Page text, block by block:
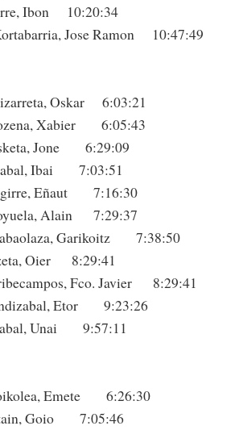
Ibon 10:20:34
Jose Ramon 10:47:49
Oskar 6:03:21
Xabier 6:05:43
Jone 6:29:09
Ibai 7:03:51
Eñaut 7:16:30
Alain 7:29:37
Garikoitz 7:38:50
Oier 8:29:41
Fco. Javier 8:29:41
Etor 9:23:26
Unai 9:57:11
Emete 6:26:30
Goio 7:05:46